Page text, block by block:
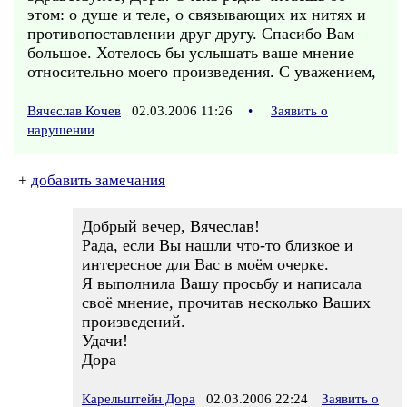
этом: о душе и теле, о связывающих их нитях и
противопоставлении друг другу. Спасибо Вам
большое. Хотелось бы услышать ваше мнение
относительно моего произведения. С уважением,
Вячеслав Кочев 02.03.2006 11:26 •
Заявить о
нарушении
+ добавить замечания
Добрый вечер, Вячеслав!
Рада, если Вы нашли что-то близкое и
интересное для Вас в моём очерке.
Я выполнила Вашу просьбу и написала
своё мнение, прочитав несколько Ваших
произведений.
Удачи!
Дора
Карельштейн Дора 02.03.2006 22:24
Заявить о